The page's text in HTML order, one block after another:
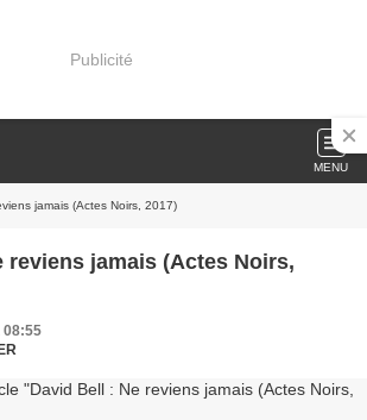
Publicité
MENU
jamais (Actes Noirs, 2017)
reviens jamais (Actes Noirs,
08:55